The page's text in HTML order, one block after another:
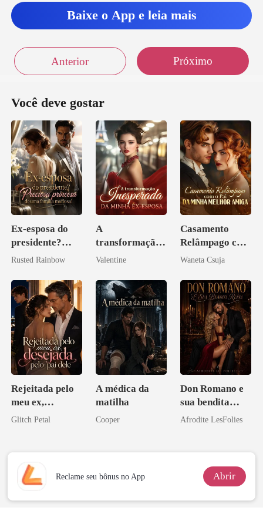
Baixe o App e leia mais
Anterior Próximo
Você deve gostar
Ex-esposa do
presidente?
Preciosa
família
mafiosa!
Rusted Rainbow
A
transformação
inesperada da
esposa
Valentine
Casamento
Relâmpago com
o Pai da Minha
Waneta Csuja
Rejeitada pelo
meu ex,
desejada pelo
Glitch Petal
A médica da
matilha
Cooper
Don Romano e
sua bendita
ruína
Afrodite LesFolies
Reclame seu bônus no App Abrir